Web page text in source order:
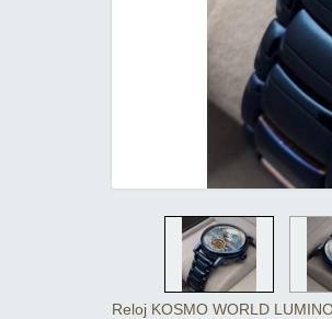
Reloj KOSMO WORLD